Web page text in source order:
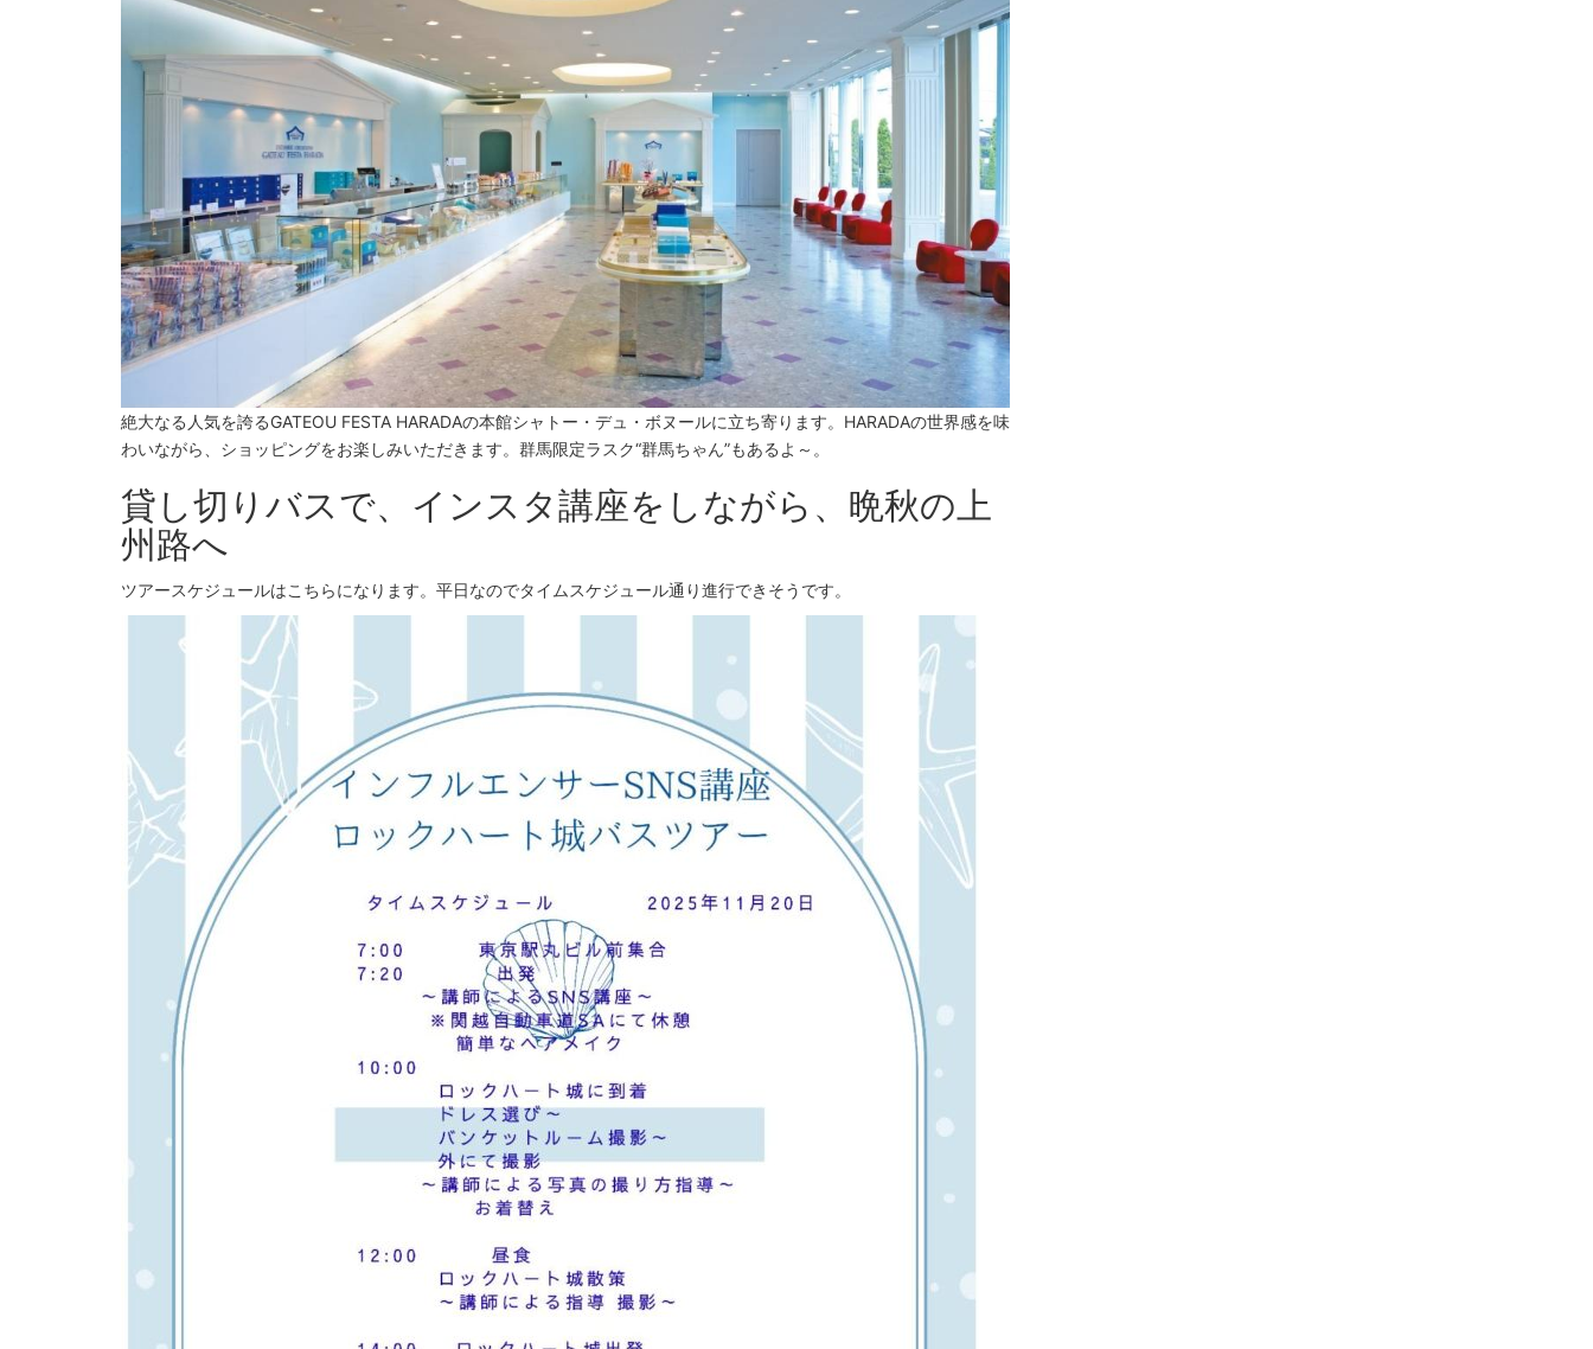
絶大なる人気を誇るGATEOU FESTA HARADAの本館シャトー・デュ・ボヌールに立ち寄ります。HARADAの世界感を味
わいながら、ショッピングをお楽しみいただきます。群馬限定ラスク“群馬ちゃん”もあるよ～。
貸し切りバスで、インスタ講座をしながら、晩秋の上
州路へ
ツアースケジュールはこちらになります。平日なのでタイムスケジュール通り進行できそうです。